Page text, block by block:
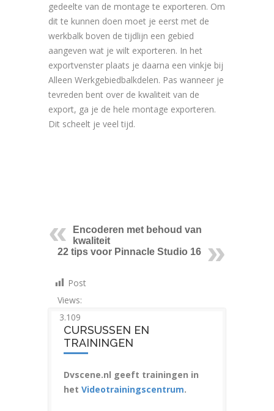
gedeelte van de montage te exporteren. Om
dit te kunnen doen moet je eerst met de
werkbalk boven de tijdlijn een gebied
aangeven wat je wilt exporteren. In het
exportvenster plaats je daarna een vinkje bij
Alleen Werkgebiedbalkdelen. Pas wanneer je
tevreden bent over de kwaliteit van de
export, ga je de hele montage exporteren.
Dit scheelt je veel tijd.
Encoderen met behoud van
kwaliteit
22 tips voor Pinnacle Studio 16
Post
Views:
3.109
CURSUSSEN EN
TRAININGEN
Dvscene.nl geeft trainingen in
het Videotrainingscentrum.